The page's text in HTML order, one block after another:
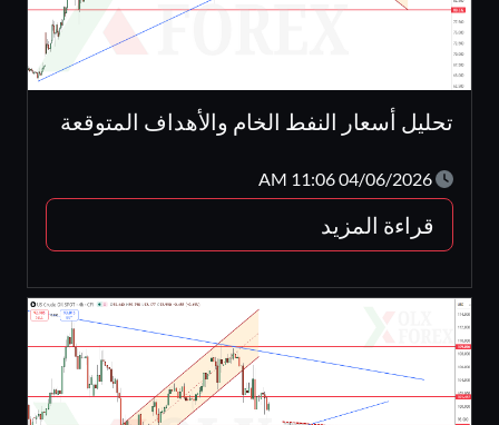
تحليل أسعار النفط الخام والأهداف المتوقعة
قراءة المزيد